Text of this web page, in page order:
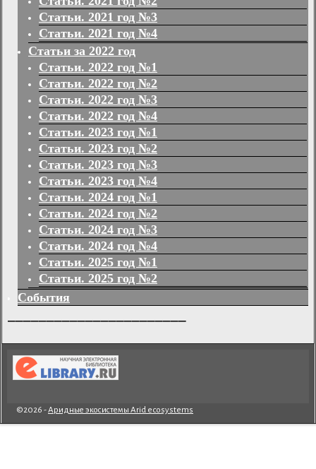
Статьи. 2021 год №3
Статьи. 2021 год №4
Статьи за 2022 год
Статьи. 2022 год №1
Статьи. 2022 год №2
Статьи. 2022 год №3
Статьи. 2022 год №4
Статьи. 2023 год №1
Статьи. 2023 год №2
Статьи. 2023 год №3
Статьи. 2023 год №4
Статьи. 2024 год №1
Статьи. 2024 год №2
Статьи. 2024 год №3
Статьи. 2024 год №4
Статьи. 2025 год №1
Статьи. 2025 год №2
События
©2026 -Аридные экосистемы Arid ecosystems